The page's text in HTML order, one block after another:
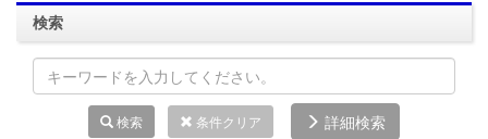
検索
検索 条件クリア 詳細検索